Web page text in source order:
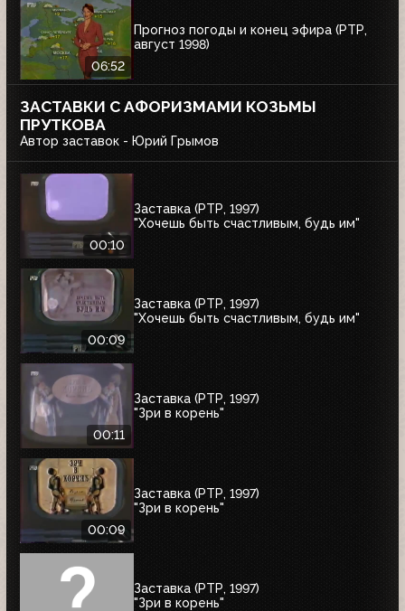
06:52
Прогноз погоды и конец эфира (РТР,
август 1998)
ЗАСТАВКИ С АФОРИЗМАМИ КОЗЬМЫ
ПРУТКОВА
Автор заставок - Юрий Грымов
00:10
Заставка (РТР, 1997)
"Хочешь быть счастливым, будь им"
00:09
Заставка (РТР, 1997)
"Хочешь быть счастливым, будь им"
00:11
Заставка (РТР, 1997)
"Зри в корень"
00:09
Заставка (РТР, 1997)
"Зри в корень"
Заставка (РТР, 1997)
"Зри в корень"